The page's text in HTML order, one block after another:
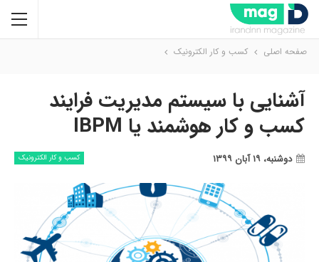
صفحه اصلی کسب و کار الکترونیک
آشنایی با سیستم مدیریت فرایند
کسب و کار هوشمند یا IBPM
کسب و کار الکترونیک دوشنبه، ۱۹ آبان ۱۳۹۹